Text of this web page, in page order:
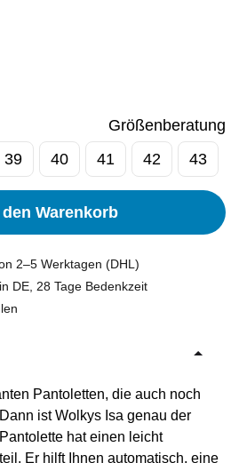
Größenberatung
39 40 41 42 43
den Warenkorb
2–5 Werktagen (DHL)
DE, 28 Tage Bedenkzeit
Pantoletten, die auch noch
ist Wolkys Isa genau der
hat einen leicht
Er hilft Ihnen automatisch, eine